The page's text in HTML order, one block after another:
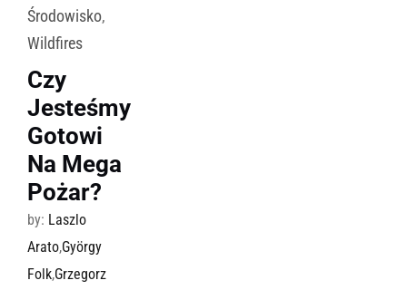
Środowisko,
Wildfires
Czy
Jesteśmy
Gotowi
Na Mega
Pożar?
by: Laszlo
Arato,György
Folk,Grzegorz